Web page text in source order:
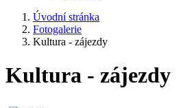
Úvodní stránka
Fotogalerie
Kultura - zájezdy
Kultura - zájezdy